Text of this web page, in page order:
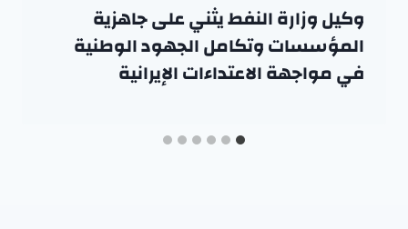
وكيل وزارة النفط يثني على جاهزية
المؤسسات وتكامل الجهود الوطنية
في مواجهة الاعتداءات الإيرانية